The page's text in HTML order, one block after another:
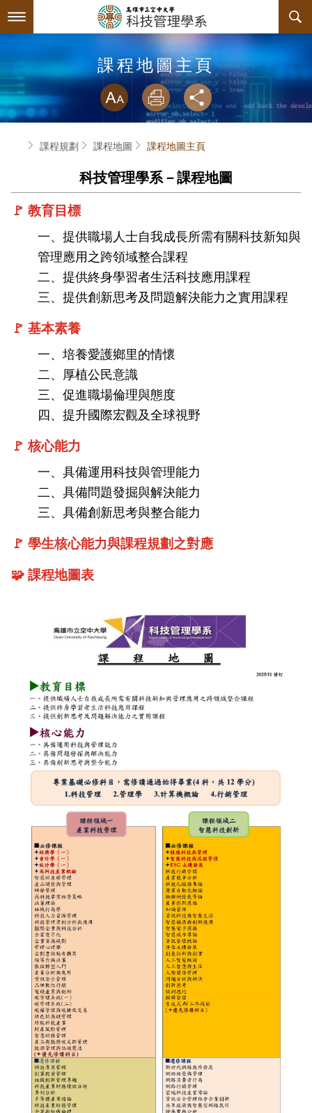
到
要
系所簡介
系所簡介
系主任介紹
諮詢信箱
師資陣容
課程規劃
授課大綱
教材資訊
課程地圖
課程地圖主頁
檔案下載
相關連結
活動花絮
系學會
系學會幹部
組織章程
回空大首頁
課程地圖主頁
略過字型切
放大
列印 分享
首頁課程規劃 課程地圖 課程地圖主頁
科技管理學系－課程地圖
🚩 教育目標
一、提供職場人士自我成長所需有關科技新知與
管理應用之跨領域整合課程
二、提供終身學習者生活科技應用課程
三、提供創新思考及問題解決能力之實用課程
🚩 基本素養
一、培養愛護鄉里的情懷
二、厚植公民意識
三、促進職場倫理與態度
四、提升國際宏觀及全球視野
🚩 核心能力
一、具備運用科技與管理能力
二、具備問題發掘與解決能力
三、具備創新思考與整合能力
🚩 學生核心能力與課程規劃之對應
🧩 課程地圖表